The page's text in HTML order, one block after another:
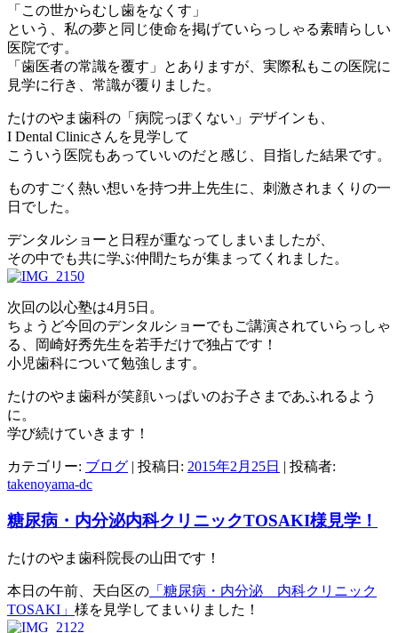
「この世からむし歯をなくす」
という、私の夢と同じ使命を掲げていらっしゃる素晴らしい
医院です。
「歯医者の常識を覆す」とありますが、実際私もこの医院に
見学に行き、常識が覆りました。
たけのやま歯科の「病院っぽくない」デザインも、
I Dental Clinicさんを見学して
こういう医院もあっていいのだと感じ、目指した結果です。
ものすごく熱い想いを持つ井上先生に、刺激されまくりの一
日でした。
デンタルショーと日程が重なってしまいましたが、
その中でも共に学ぶ仲間たちが集まってくれました。
次回の以心塾は4月5日。
ちょうど今回のデンタルショーでもご講演されていらっしゃ
る、岡崎好秀先生を若手だけで独占です！
小児歯科について勉強します。
たけのやま歯科が笑顔いっぱいのお子さまであふれるよう
に。
学び続けていきます！
カテゴリー: ブログ | 投稿日: 2015年2月25日 | 投稿者:
takenoyama-dc
糖尿病・内分泌内科クリニックTOSAKI様見学！
たけのやま歯科院長の山田です！
本日の午前、天白区の 「糖尿病・内分泌 内科クリニック
TOSAKI」 様を見学してまいりました！